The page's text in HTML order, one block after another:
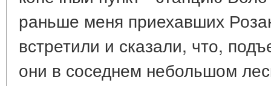
раньше меня приехавших
встретили и сказали, что,
они в соседнем небольшом